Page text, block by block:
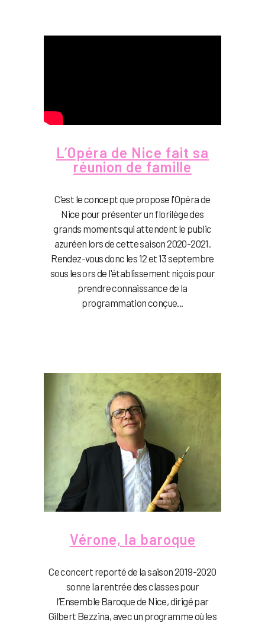
L’Opéra de Nice fait sa
réunion de famille
C'est le concept que propose l'Opéra de
Nice pour présenter un florilège des
grands moments qui attendent le public
azuréen lors de cette saison 2020-2021.
Rendez-vous donc les 12 et 13 septembre
sous les ors de l'établissement niçois pour
prendre connaissance de la
programmation conçue...
Vérone, la baroque
Ce concert reporté de la saison 2019-2020
sonne la rentrée des classes pour
l’Ensemble Baroque de Nice, dirigé par
Gilbert Bezzina, avec un programme où les